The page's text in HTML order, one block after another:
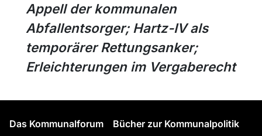
Appell der kommunalen
Abfallentsorger; Hartz-IV als
temporärer Rettungsanker;
Erleichterungen im Vergaberecht
Das Kommunalforum
Bücher zur Kommunalpolitik